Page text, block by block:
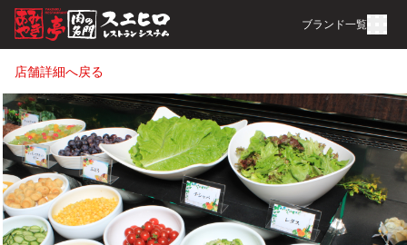
ブランド一覧
店舗詳細へ戻る